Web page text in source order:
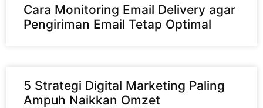
Cara Monitoring Email Delivery agar
Pengiriman Email Tetap Optimal
5 Strategi Digital Marketing Paling
Ampuh Naikkan Omzet